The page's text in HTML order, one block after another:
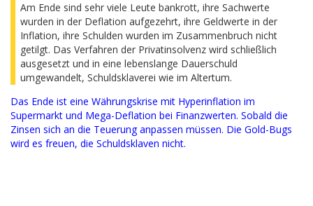
Am Ende sind sehr viele Leute bankrott, ihre Sachwerte
wurden in der Deflation aufgezehrt, ihre Geldwerte in der
Inflation, ihre Schulden wurden im Zusammenbruch nicht
getilgt. Das Verfahren der Privatinsolvenz wird schließlich
ausgesetzt und in eine lebenslange Dauerschuld
umgewandelt, Schuldsklaverei wie im Altertum.
Das Ende ist eine Währungskrise mit Hyperinflation im
Supermarkt und Mega-Deflation bei Finanzwerten. Sobald die
Zinsen sich an die Teuerung anpassen müssen. Die Gold-Bugs
wird es freuen, die Schuldsklaven nicht.